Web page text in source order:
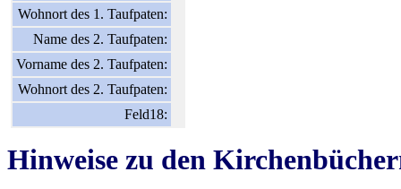
Wohnort des 1. Taufpaten:
Name des 2. Taufpaten:
Vorname des 2. Taufpaten:
Wohnort des 2. Taufpaten:
Feld18:
Hinweise zu den